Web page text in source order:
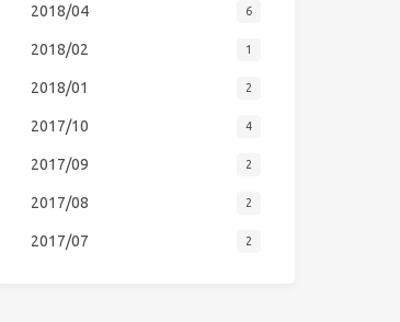
2018/04 6
2018/02 1
2018/01 2
2017/10 4
2017/09 2
2017/08 2
2017/07 2